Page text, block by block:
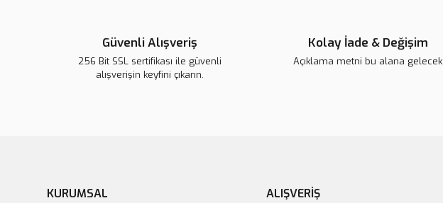
Güvenli Alışveriş
256 Bit SSL sertifikası ile güvenli
alışverişin keyfini çıkarın.
Kolay İade & Değişim
Açıklama metni bu alana gelecek
KURUMSAL ALIŞVERİŞ